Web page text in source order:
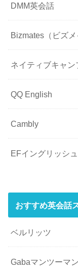
DMM英会話
Bizmates（ビズメ
ネイティブキャン
QQ English
Cambly
EFイングリッシ
おすすめ英会話
ベルリッツ
Gabaマンツーマ